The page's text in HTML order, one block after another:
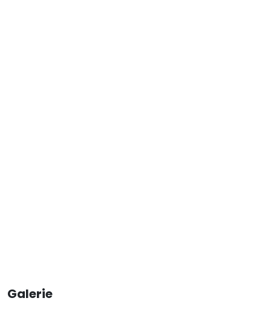
Galerie